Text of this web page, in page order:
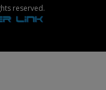
reserved.